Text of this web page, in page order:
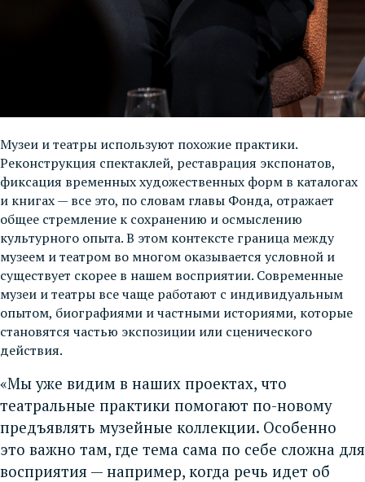
Музеи и театры используют похожие практики.
Реконструкция спектаклей, реставрация экспонатов,
фиксация временных художественных форм в каталогах
и книгах — все это, по словам главы Фонда, отражает
общее стремление к сохранению и осмыслению
культурного опыта. В этом контексте граница между
музеем и театром во многом оказывается условной и
существует скорее в нашем восприятии. Современные
музеи и театры все чаще работают с индивидуальным
опытом, биографиями и частными историями, которые
становятся частью экспозиции или сценического
действия.
«Мы уже видим в наших проектах, что
театральные практики помогают по-новому
предъявлять музейные коллекции. Особенно
это важно там, где тема сама по себе сложна для
восприятия — например, когда речь идет об